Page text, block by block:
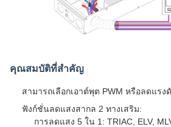
คุณสมบัติที่สำคัญ
สามารถเลือกเอาต์พุต PWM หรือลดแร
ฟังก์ชั่นลดแสงสากล 2 ทางเสริม:
การลดแสง 5 ใน 1: TRIAC, ELV,